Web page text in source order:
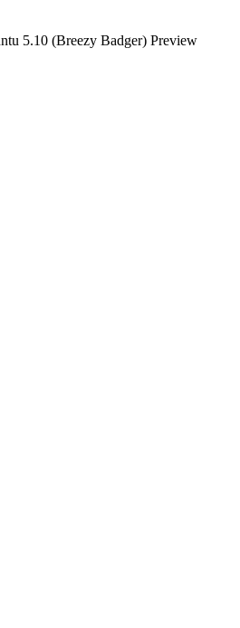
5.10 (Breezy Badger) Preview